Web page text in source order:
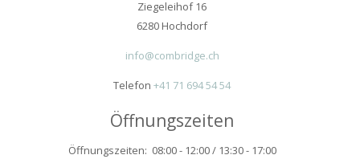
Ziegeleihof 16
6280 Hochdorf
info@combridge.ch
Telefon +41 71 694 54 54
Öffnungszeiten
Öffnungszeiten: 08:00 - 12:00 / 13:30 - 17:00